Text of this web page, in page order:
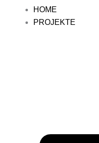
HOME
PROJEKTE